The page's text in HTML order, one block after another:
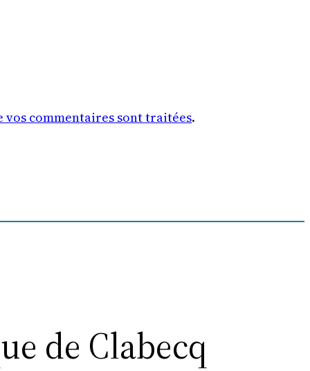
vos commentaires sont traitées.
de Clabecq